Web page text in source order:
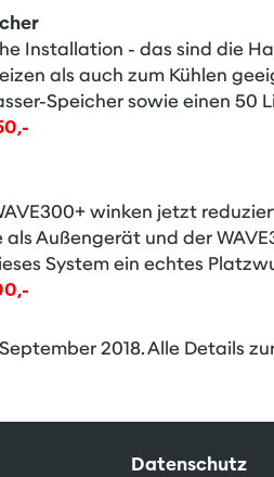
Installation - das sind die
als auch zum Kühlen
Speicher sowie einen 50
winken jetzt
Außengerät und der
System ein echtes
2018. Alle Details
Datenschutz